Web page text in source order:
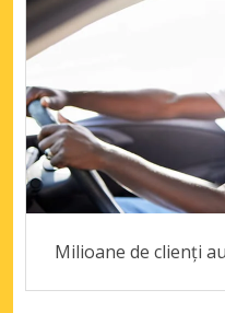
Milioane de clienți